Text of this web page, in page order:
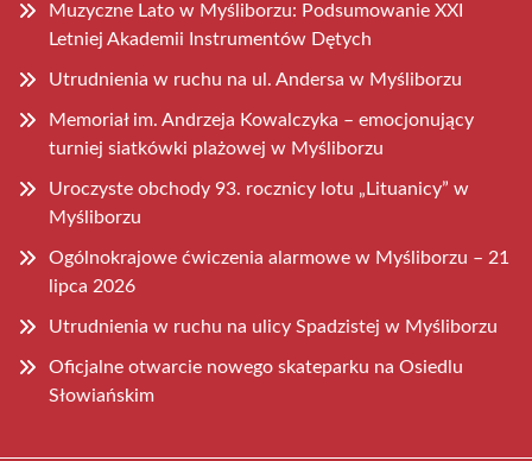
Muzyczne Lato w Myśliborzu: Podsumowanie XXI
Letniej Akademii Instrumentów Dętych
Utrudnienia w ruchu na ul. Andersa w Myśliborzu
Memoriał im. Andrzeja Kowalczyka – emocjonujący
turniej siatkówki plażowej w Myśliborzu
Uroczyste obchody 93. rocznicy lotu „Lituanicy” w
Myśliborzu
Ogólnokrajowe ćwiczenia alarmowe w Myśliborzu – 21
lipca 2026
Utrudnienia w ruchu na ulicy Spadzistej w Myśliborzu
Oficjalne otwarcie nowego skateparku na Osiedlu
Słowiańskim